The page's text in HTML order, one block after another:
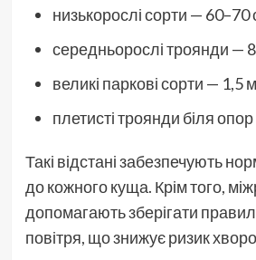
низькорослі сорти —
середньорослі троянди —
великі паркові сорти — 1,5
плетисті троянди біля
Такі відстані забезпечують
до кожного куща. Крім того,
допомагають зберігати
повітря, що знижує ризик